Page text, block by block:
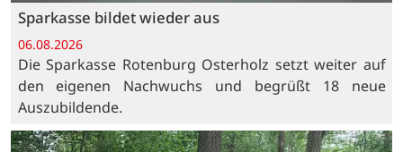
Sparkasse bildet wieder aus
06.08.2026
Die Sparkasse Rotenburg Osterholz setzt weiter auf
den eigenen Nachwuchs und begrüßt 18 neue
Auszubildende.